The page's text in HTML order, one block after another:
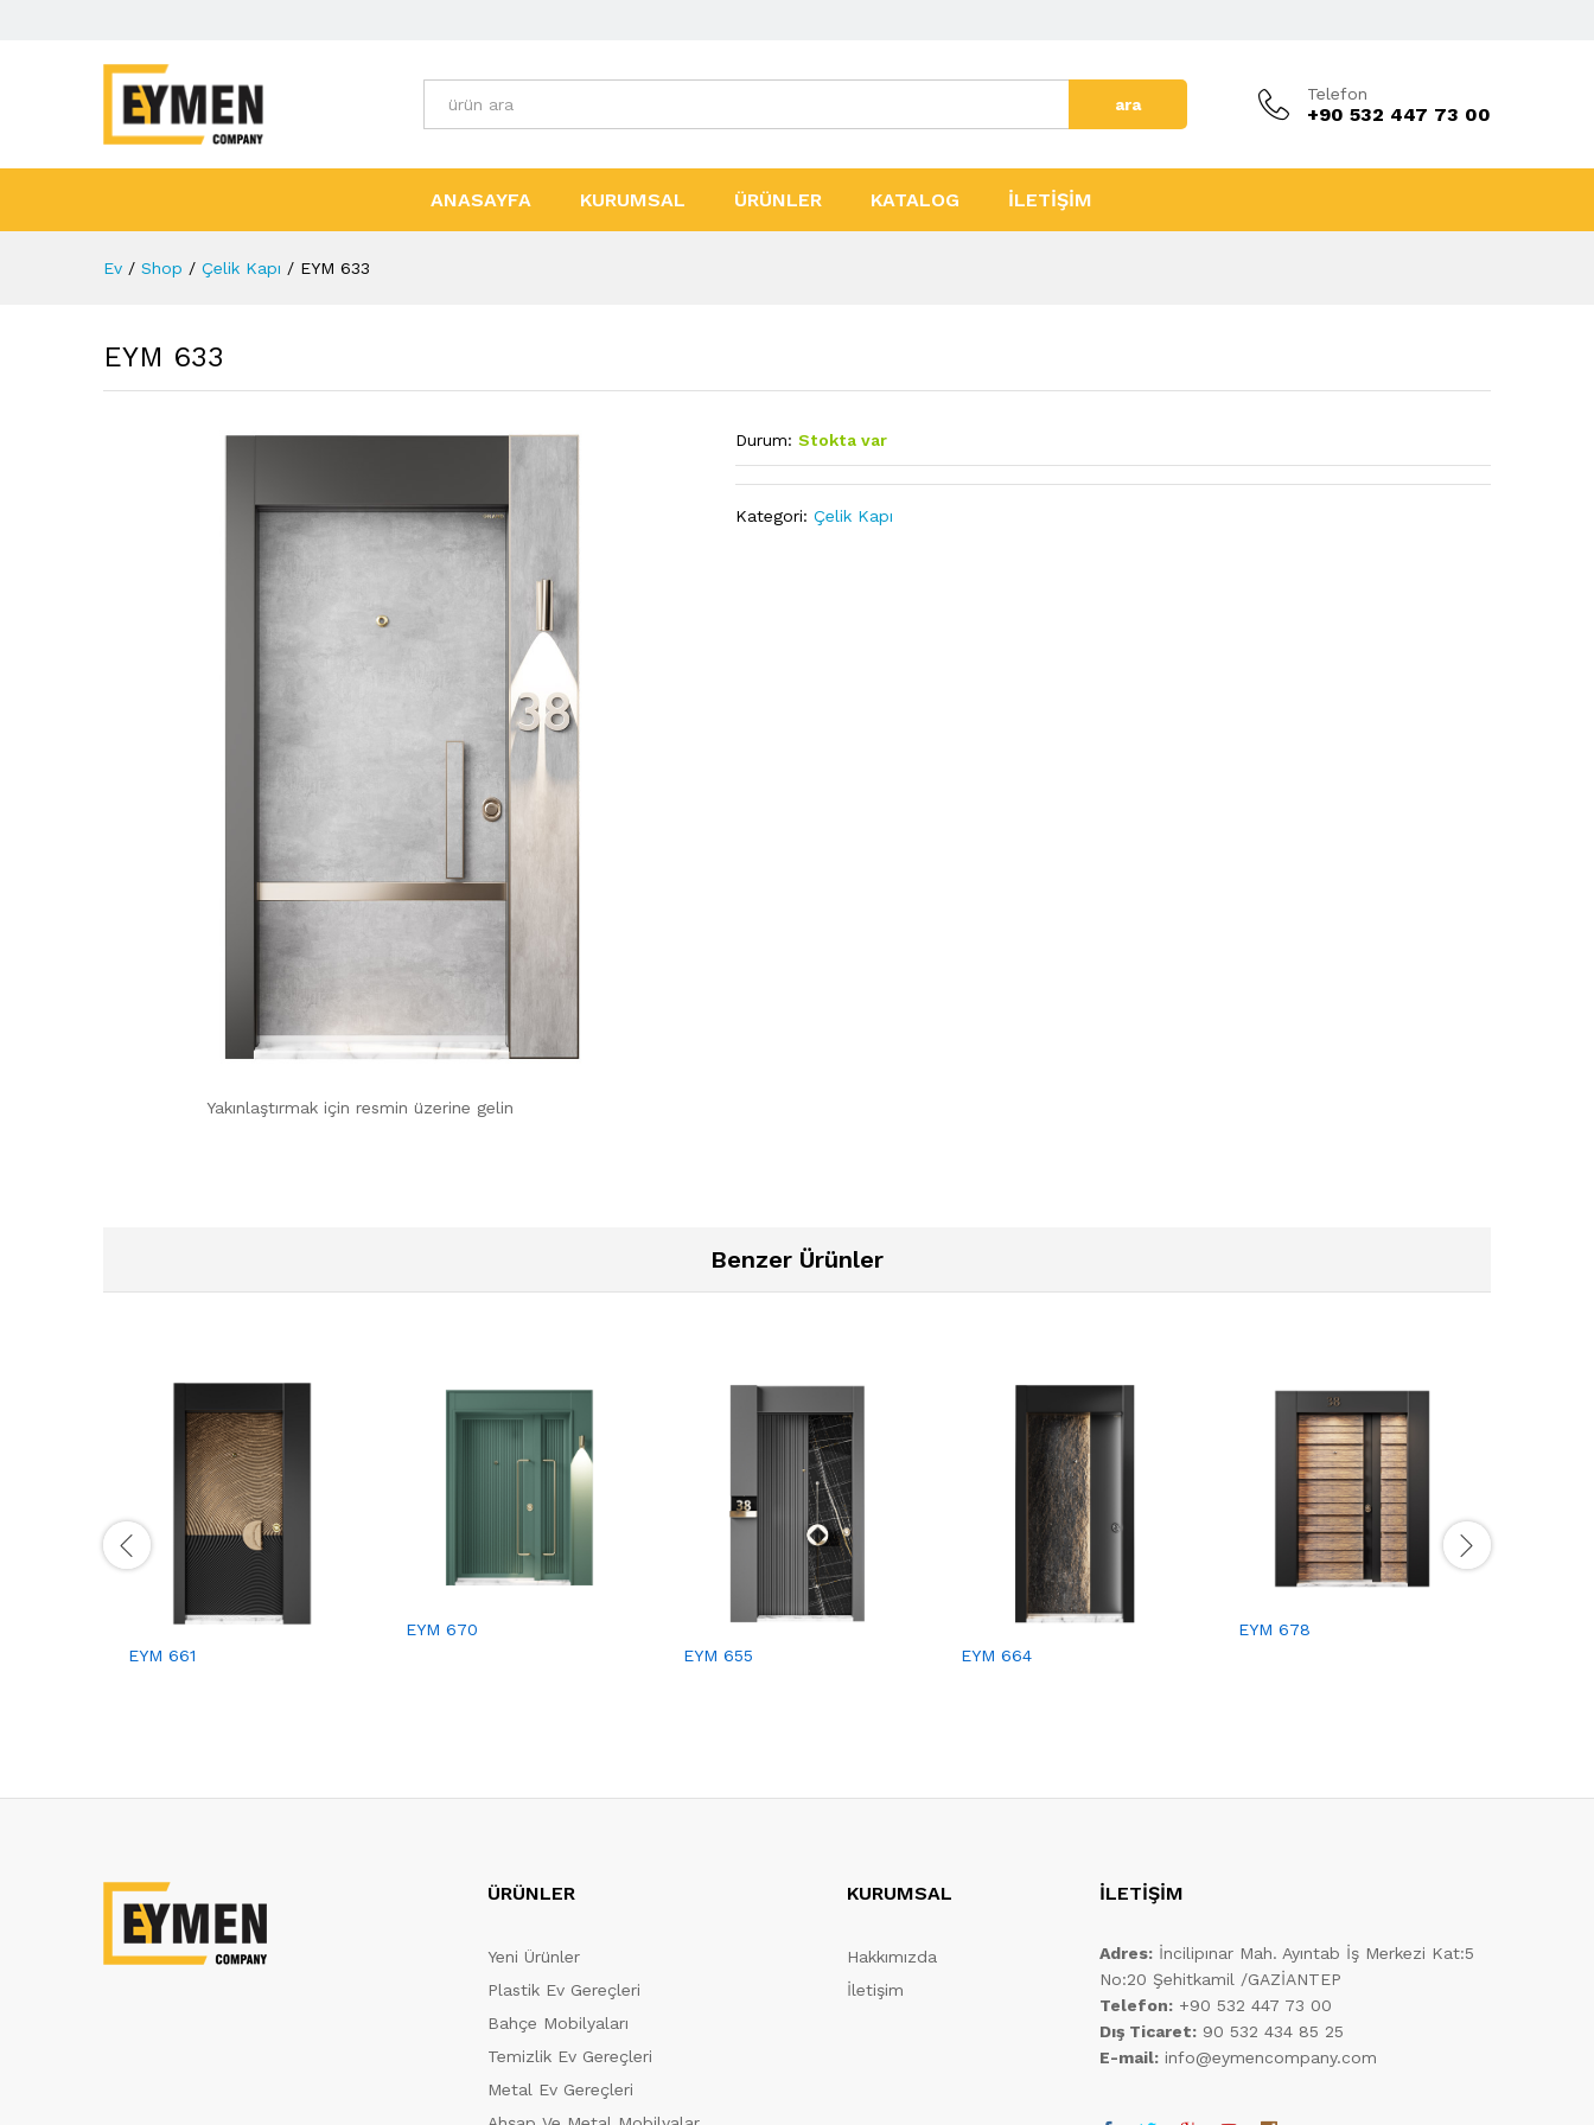
Tüm Kategoriler ara
Telefon
+90 532 447 73 00
ANASAYFA KURUMSAL ÜRÜNLER KATALOG İLETİŞİM
Ev / Shop / Çelik Kapı / EYM 633
EYM 633
Yakınlaştırmak için resmin üzerine gelin
Durum: Stokta var
Kategori:Çelik Kapı
Benzer Ürünler
EYM 661
EYM 670
EYM 655
EYM 664
EYM 678
ÜRÜNLER
Yeni Ürünler
Plastik Ev Gereçleri
Bahçe Mobilyaları
Temizlik Ev Gereçleri
Metal Ev Gereçleri
KURUMSAL
Hakkımızda
İletişim
İLETİŞİM
Adres: İncilipınar Mah. Ayıntab İş Merkezi Kat:5
No:20 Şehitkamil /GAZİANTEP
Telefon: +90 532 447 73 00
Dış Ticaret: 90 532 434 85 25
E-mail: info@eymencompany.com